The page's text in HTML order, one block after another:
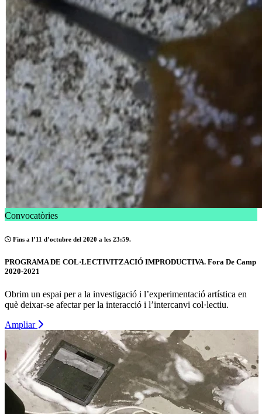
Convocatòries
Fins a l’11 d’octubre del 2020 a les 23:59.
PROGRAMA DE COL·LECTIVITZACIÓ IMPRODUCTIVA. Fora De Camp
2020-2021
Obrim un espai per a la investigació i l’experimentació artística en
què deixar-se afectar per la interacció i l’intercanvi col·lectiu.
Ampliar